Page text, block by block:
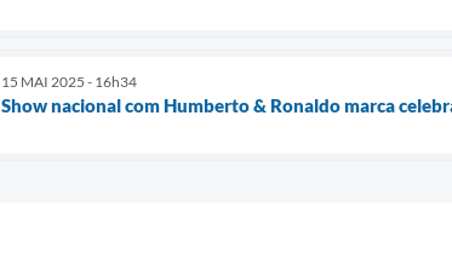
15 MAI 2025 - 16h34
Show nacional com Humberto & Ronaldo marca